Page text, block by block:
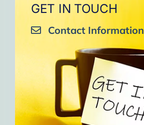
GET IN TOUCH
Contact Information